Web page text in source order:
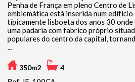
Penha de França em pleno Centro de
emblemática está inserida num edifício
típicamente lisboeta dos anos 30
uma padaria com fabrico próprio
populares do centro da capital,
...
350m2 4